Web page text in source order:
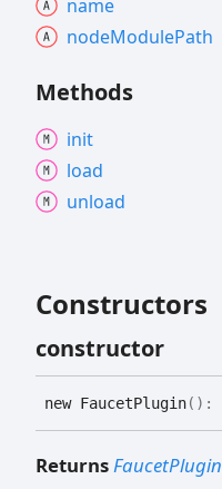
name
nodeModulePath
Methods
init
load
unload
Constructors
constructor
new FaucetPlugin( ) :
ReturnsFaucetPlugin